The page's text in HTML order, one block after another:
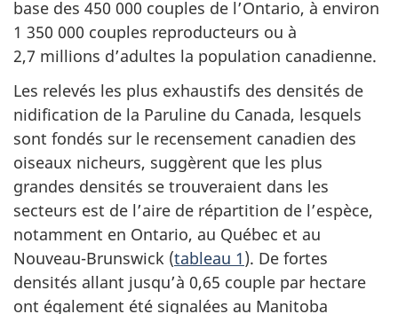
base des 450 000 couples de l’Ontario, à environ
1 350 000 couples reproducteurs ou à
2,7 millions d’adultes la population canadienne.
Les relevés les plus exhaustifs des densités de
nidification de la Paruline du Canada, lesquels
sont fondés sur le recensement canadien des
oiseaux nicheurs, suggèrent que les plus
grandes densités se trouveraient dans les
secteurs est de l’aire de répartition de l’espèce,
notamment en Ontario, au Québec et au
Nouveau-Brunswick (tableau 1). De fortes
densités allant jusqu’à 0,65 couple par hectare
ont également été signalées au Manitoba